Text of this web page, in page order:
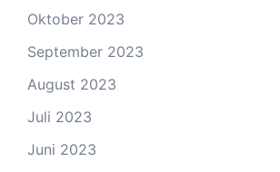
Oktober 2023
September 2023
August 2023
Juli 2023
Juni 2023